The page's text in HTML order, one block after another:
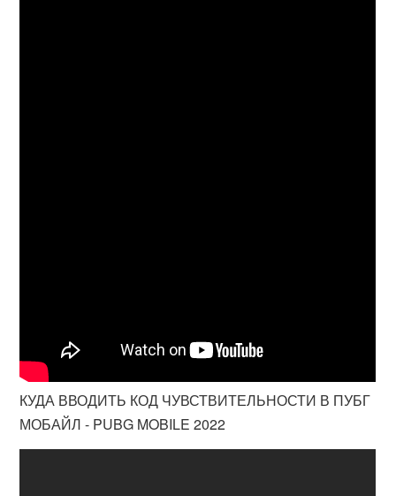
КУДА ВВОДИТЬ КОД ЧУВСТВИТЕЛЬНОСТИ В ПУБГ
МОБАЙЛ - PUBG MOBILE 2022